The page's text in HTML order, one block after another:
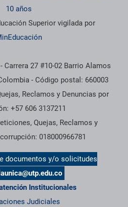
10 años
Superior vigilada por
Carrera 27 #10-02 Barrio Alamos
- Código postal: 660003
Reclamos y Denuncias por
+57 606 3137211
Quejas, Reclamos y
018000966781
documentos y/o solicitudes
Institucionales
Judiciales